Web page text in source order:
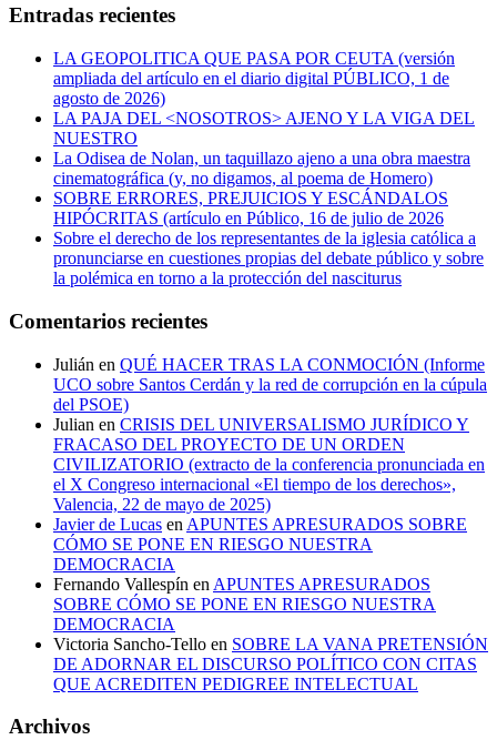
Entradas recientes
LA GEOPOLITICA QUE PASA POR CEUTA (versión
ampliada del artículo en el diario digital PÚBLICO, 1 de
agosto de 2026)
LA PAJA DEL <NOSOTROS> AJENO Y LA VIGA DEL
NUESTRO
La Odisea de Nolan, un taquillazo ajeno a una obra maestra
cinematográfica (y, no digamos, al poema de Homero)
SOBRE ERRORES, PREJUICIOS Y ESCÁNDALOS
HIPÓCRITAS (artículo en Público, 16 de julio de 2026
Sobre el derecho de los representantes de la iglesia católica a
pronunciarse en cuestiones propias del debate público y sobre
la polémica en torno a la protección del nasciturus
Comentarios recientes
Julián en QUÉ HACER TRAS LA CONMOCIÓN (Informe
UCO sobre Santos Cerdán y la red de corrupción en la cúpula
del PSOE)
Julian en CRISIS DEL UNIVERSALISMO JURÍDICO Y
FRACASO DEL PROYECTO DE UN ORDEN
CIVILIZATORIO (extracto de la conferencia pronunciada en
el X Congreso internacional «El tiempo de los derechos»,
Valencia, 22 de mayo de 2025)
Javier de Lucas en APUNTES APRESURADOS SOBRE
CÓMO SE PONE EN RIESGO NUESTRA
DEMOCRACIA
Fernando Vallespín en APUNTES APRESURADOS
SOBRE CÓMO SE PONE EN RIESGO NUESTRA
DEMOCRACIA
Victoria Sancho-Tello en SOBRE LA VANA PRETENSIÓN
DE ADORNAR EL DISCURSO POLÍTICO CON CITAS
QUE ACREDITEN PEDIGREE INTELECTUAL
Archivos